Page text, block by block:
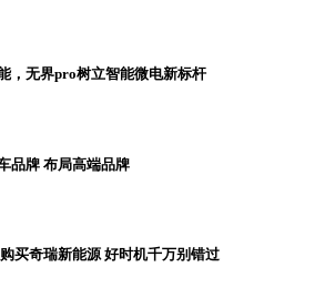
，无界pro树立智能微电新标杆
品牌 布局高端品牌
买奇瑞新能源 好时机千万别错过